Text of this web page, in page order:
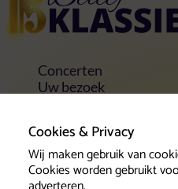
Cookies & Privacy
Wij maken gebruik van
Cookies worden gebruikt
Concerten
Uw bezoek
Vrienden & voordelen
Contact